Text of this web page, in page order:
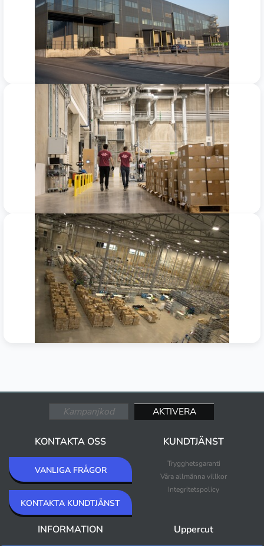
KONTAKTA OSS
VANLIGA FRÅGOR
KONTAKTA KUNDTJÄNST
KUNDTJÄNST
Trygghetsgaranti
Våra allmänna villkor
Integritetspolicy
INFORMATION Uppercut